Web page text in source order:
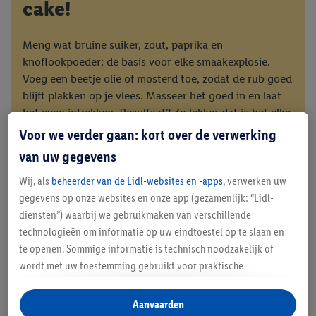
cake!
Meng wat bruine suiker, zout, paprika en
knoflookpoeder: de basis voor elke smaakexplosie.
Voeg een beetje olie of mosterd toe, zodat de rub goed
blijft plakken op je vlees. Masseer het goed in en laat
het even intrekken. Resultaat? Zo lekker dat je het elke
week wilt maken. Smakelijk!
BBQ Marinades om van te
smullen
zetten onze favoriete marinade recepten even op
Voor we verder gaan: kort over de verwerking
van uw gegevens
Wij, als beheerder van de Lidl-websites en -apps, verwerken uw
gegevens op onze websites en onze app (gezamenlijk: “Lidl-
diensten”) waarbij we gebruikmaken van verschillende
technologieën om informatie op uw eindtoestel op te slaan en
te openen. Sommige informatie is technisch noodzakelijk of
wordt met uw toestemming gebruikt voor praktische
reclame binnen en buiten de Lidl-diensten aan te bieden. Als u
Aanvaarden